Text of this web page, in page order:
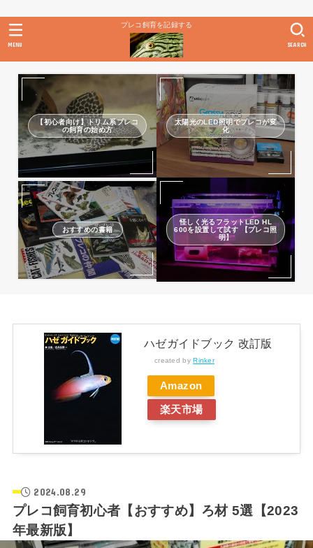
プレコ飼育を記録する
SEARCH
MENU
【初心者向け】トリム系プレコ
の飼育の始め方
太陽光のLED照明でプレコが変
化
おすすめの書籍
怪しく光るフラットLED HL
600を設置して試す 【プレコ照
明】
ハゼガイドブック 改訂版
created by Rinker
Amazon
楽天市場
2024.08.29
プレコ飼育初心者【おすすめ】ろ材 5選【2023
年最新版】